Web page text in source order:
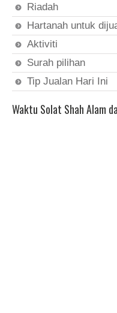
Riadah
Hartanah untuk
Aktiviti
Surah pilihan
Tip Jualan Hari Ini
Waktu Solat Shah Alam